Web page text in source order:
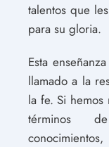
talentos que
para su gloria.
Esta
llamado a la
la fe. Si
términos